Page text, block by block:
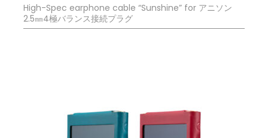
High-Spec earphone cable “Sunshine” for アニソン
2.5㎜4極バランス接続プラグ